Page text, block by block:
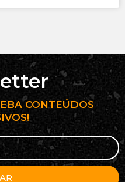
CONTEÚDOS